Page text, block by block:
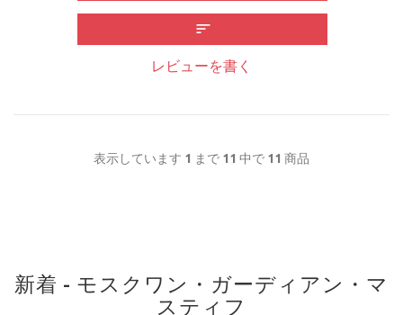
レビューを書く
表示しています 1 まで 11 中で 11 商品
新着 - モスクワン・ガーディアン・マ
スティフ